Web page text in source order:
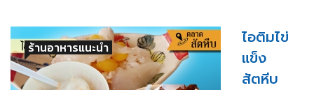
ร้านอาหารแนะนำ
ไอติมไข่
แข็ง
สัตหีบ